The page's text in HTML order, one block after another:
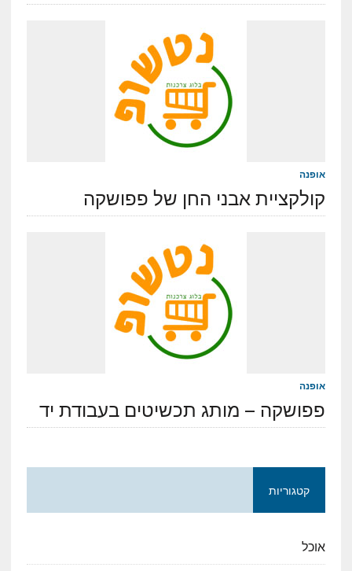
אופנה
קולקציית אבני החן של פפושקה
אופנה
פפושקה – מותג תכשיטים בעבודת יד
קטגוריות
אוכל